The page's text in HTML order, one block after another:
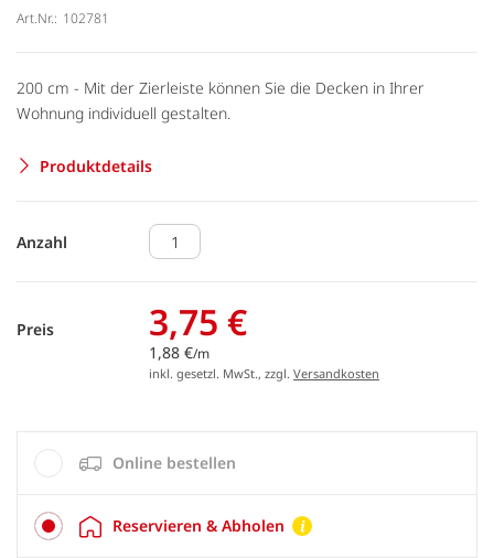
Art.Nr.: 102781
200 cm - Mit der Zierleiste können Sie die Decken in Ihrer
Wohnung individuell gestalten.
Produktdetails
Anzahl
Preis 3,75 €
1,88 €/m
inkl. gesetzl. MwSt., zzgl. Versandkosten
Online bestellen
Reservieren & Abholen